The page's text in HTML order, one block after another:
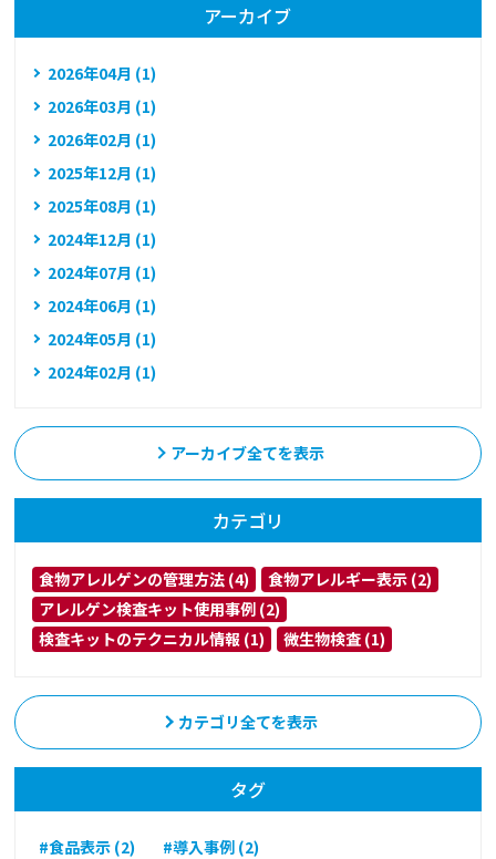
アーカイブ
2026年04月 (1)
2026年03月 (1)
2026年02月 (1)
2025年12月 (1)
2025年08月 (1)
2024年12月 (1)
2024年07月 (1)
2024年06月 (1)
2024年05月 (1)
2024年02月 (1)
アーカイブ全てを表示
カテゴリ
食物アレルゲンの管理方法 (4)
食物アレルギー表示 (2)
アレルゲン検査キット使用事例 (2)
検査キットのテクニカル情報 (1)
微生物検査 (1)
カテゴリ全てを表示
タグ
#食品表示 (2) #導入事例 (2)